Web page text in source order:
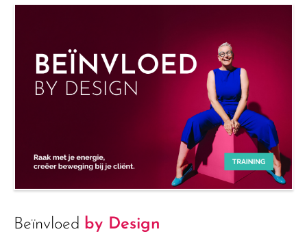
Beïnvloed by Design